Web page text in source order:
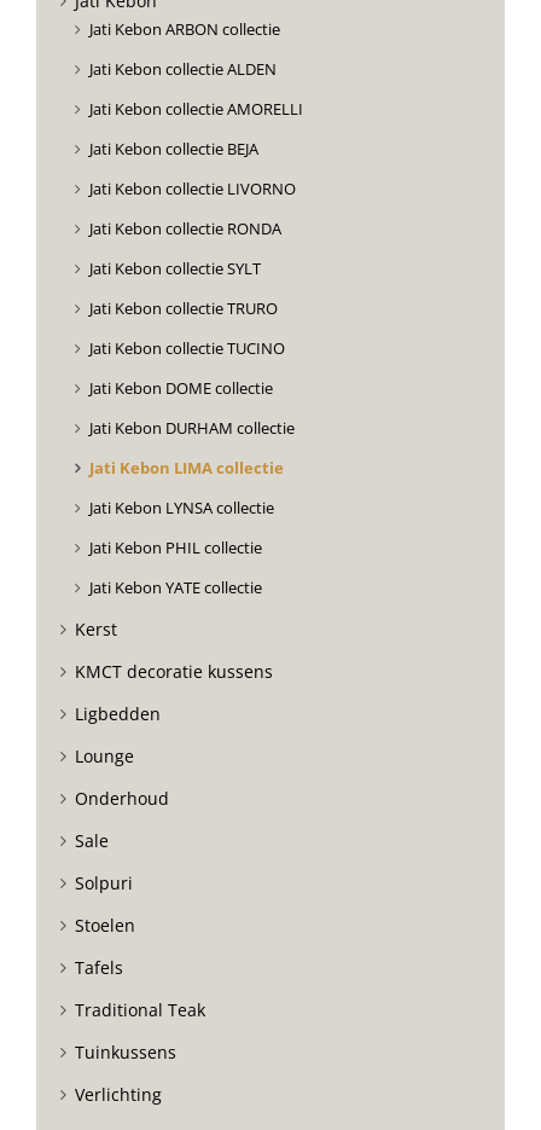
Jati Kebon ARBON collectie
Jati Kebon collectie ALDEN
Jati Kebon collectie AMORELLI
Jati Kebon collectie BEJA
Jati Kebon collectie LIVORNO
Jati Kebon collectie RONDA
Jati Kebon collectie SYLT
Jati Kebon collectie TRURO
Jati Kebon collectie TUCINO
Jati Kebon DOME collectie
Jati Kebon DURHAM collectie
Jati Kebon LIMA collectie
Jati Kebon LYNSA collectie
Jati Kebon PHIL collectie
Jati Kebon YATE collectie
Kerst
KMCT decoratie kussens
Ligbedden
Lounge
Onderhoud
Sale
Solpuri
Stoelen
Tafels
Traditional Teak
Tuinkussens
Verlichting